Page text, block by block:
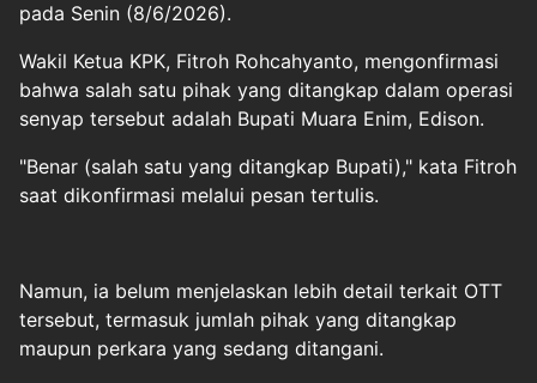
pada Senin (8/6/2026).
Wakil Ketua KPK, Fitroh Rohcahyanto, mengonfirmasi
bahwa salah satu pihak yang ditangkap dalam operasi
senyap tersebut adalah Bupati Muara Enim, Edison.
"Benar (salah satu yang ditangkap Bupati)," kata Fitroh
saat dikonfirmasi melalui pesan tertulis.
Namun, ia belum menjelaskan lebih detail terkait OTT
tersebut, termasuk jumlah pihak yang ditangkap
maupun perkara yang sedang ditangani.